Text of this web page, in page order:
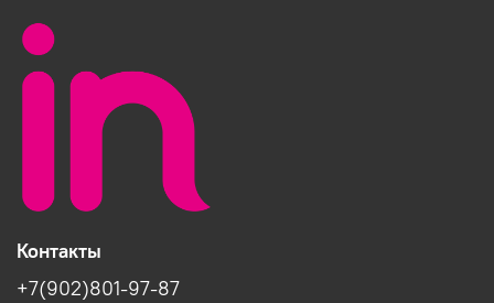
Контакты
+7(902)801-97-87